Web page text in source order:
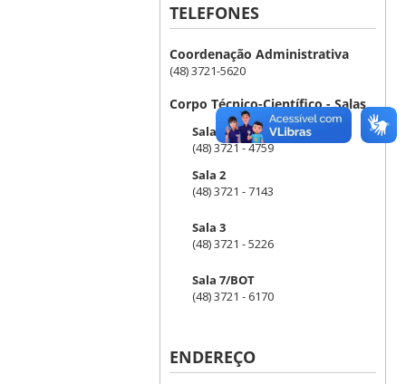
TELEFONES
Coordenação Administrativa
(48) 3721-5620
Corpo Técnico-Científico - Salas
Sala 1
(48) 3721 - 4759
Sala 2
(48) 3721 - 7143
Sala 3
(48) 3721 - 5226
Sala 7/BOT
(48) 3721 - 6170
ENDEREÇO